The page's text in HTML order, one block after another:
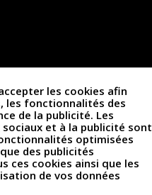
les cookies afin
les fonctionnalités des
de la publicité. Les
et à la publicité sont
optimisées
des publicités
ces cookies ainsi que les
de vos données